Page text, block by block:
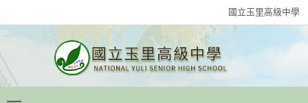
國立玉里高級中學